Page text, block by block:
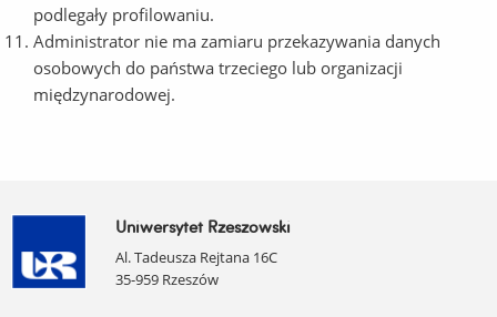
podlegały profilowaniu.
Administrator nie ma zamiaru przekazywania danych
osobowych do państwa trzeciego lub organizacji
międzynarodowej.
Uniwersytet Rzeszowski
Al. Tadeusza Rejtana 16C
35-959 Rzeszów